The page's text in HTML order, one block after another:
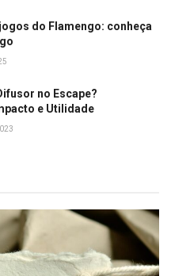
do Flamengo: conheça
no Escape?
e Utilidade